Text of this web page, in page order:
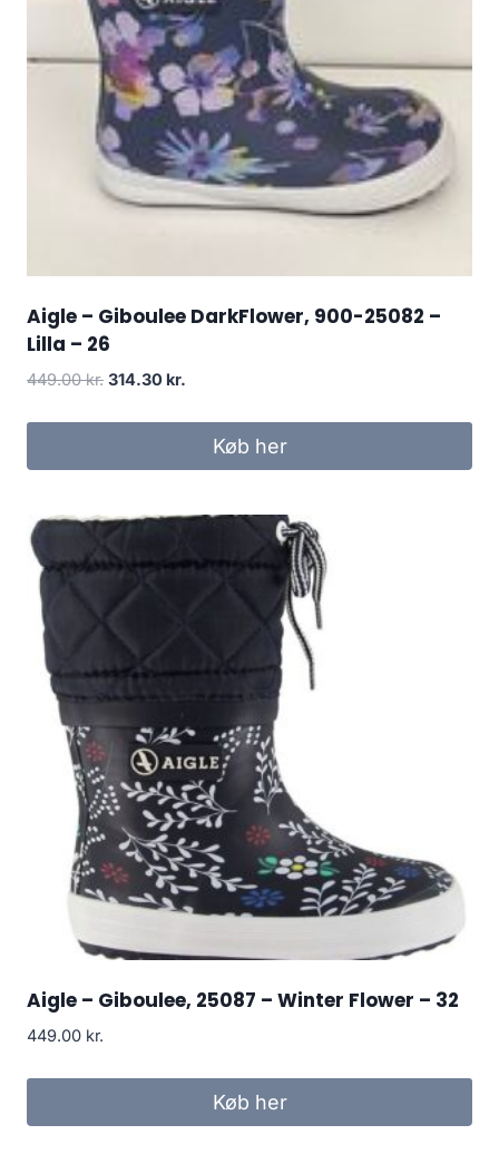
Aigle – Giboulee DarkFlower, 900-25082 –
Lilla – 26
449.00kr. Den
314.30 kr.
Køb her
Aigle – Giboulee, 25087 – Winter Flower – 32
449.00 kr.
Køb her